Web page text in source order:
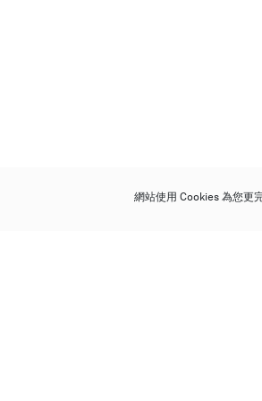
網站使用 Cookies 為您更